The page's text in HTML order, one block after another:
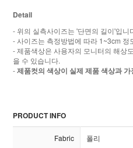
Detail
- 위의 실측사이즈는 '단면의 길이'입니
- 사이즈는 측정방법에 따라 1~3cm 정
- 제품색상은 사용자의 모니터의 해상
을 수 있습니다.
-제품컷의 색상이 실제 제품 색상과
PRODUCT INFO
Fabric
폴리